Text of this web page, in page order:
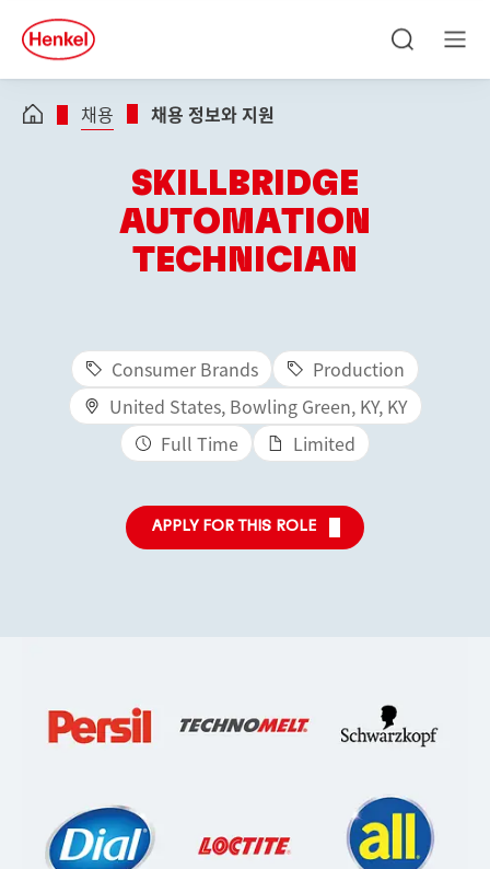
Skip to main content
Skip to footer
quick
search
채용 채용 정보와 지원
SKILLBRIDGE
AUTOMATION
TECHNICIAN
Consumer Brands
Production
United States, Bowling Green, KY, KY
Full Time
Limited
APPLY FOR THIS ROLE